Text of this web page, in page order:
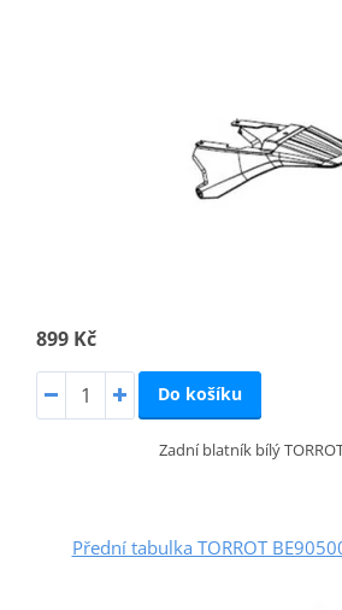
899 Kč
Do košíku
Zadní blatník bílý
Přední tabulka TORROT